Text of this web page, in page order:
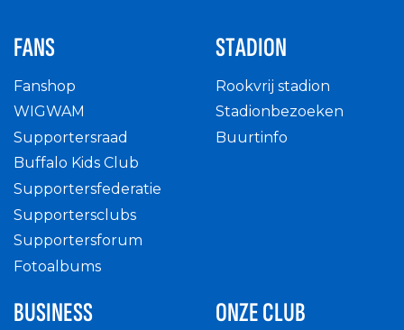
FANS
Fanshop
WIGWAM
Supportersraad
Buffalo Kids Club
Supportersfederatie
Supportersclubs
Supportersforum
Fotoalbums
STADION
Rookvrij stadion
Stadionbezoeken
Buurtinfo
BUSINESS ONZE CLUB